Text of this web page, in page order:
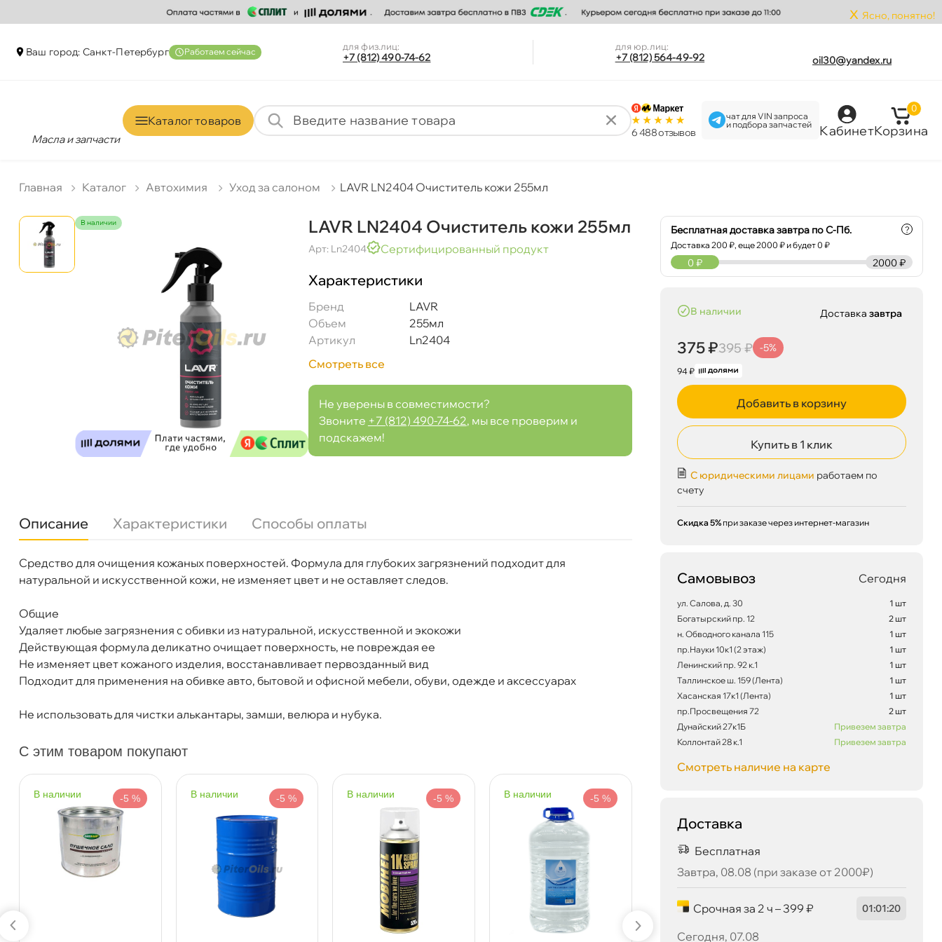
x Ясно, понятно!
аш город: Санкт-Петербур Работаем сейчас для физ.лиц:
+7 (812) 490-74-62
для юр.лиц:
+7 (812) 564-49-92 oil30@yandex.ru
Масла и запчасти
Каталог товаро
6 488 отзыво
чат для VIN запроса
и подбора запчастей
Кабинет
0
Корзина
Главная Катало Автохимия Уход за салоном LAVR LN2404 Очиститель кожи 255мл
наличии LAVR LN2404 Очиститель кожи 255мл
Арт: Ln2404 Сертифицированный продукт
Характеристики
Бренд
LAVR
Объем
255мл
Артикул
Ln2404
Смотреть все
Не уверены в совместимости?
Звоните +7 (812) 490-74-62, мы все проверим и
подскажем!
Описание Характеристики Способы оплаты
Средство для очищения кожаных поверхностей. Формула для глубоких загрязнений подходит для
натуральной и искусственной кожи, не изменяет цвет и не оставляет следов.
Общие
Удаляет любые загрязнения с обивки из натуральной, искусственной и экокожи
Действующая формула деликатно очищает поверхность, не повреждая ее
Не изменяет цвет кожаного изделия, восстанавливает первозданный вид
Подходит для применения на обивке авто, бытовой и офисной мебели, обуви, одежде и аксессуарах
Не использовать для чистки алькантары, замши, велюра и нубука.
Бренд
LAVR
Объем
255мл
С этим товаром покупают
наличии -5 % наличии -5 % наличии -5 % наличии -5 %
Бесплатная доставка завтра по С-Пб.
Доставка200 ₽, еще2000 ₽ и будет 0 ₽
?
2000 ₽
0 ₽
наличии
375 ₽395 ₽ -5%
94 ₽
Доставказавтра
Добавить в корзину
Купить в 1 клик
С юридическими лицами работаем по
счету
Скидка 5% при заказе через интернет-магазин
Самовывоз Сегодня
ул. Салова, д. 30
1 шт
Богатырский пр. 12
2 шт
н. Обводного канала 115
1 шт
пр.Науки 10к1 (2 этаж)
1 шт
Ленинский пр. 92 к.1
1 шт
Таллинское ш. 159 (Лента)
1 шт
Хасанская 17к1 (Лента)
1 шт
пр.Просвещения 72
2 шт
Дунайский 27к1Б
Привезем завтра
Коллонтай 28 к.1
Привезем завтра
Смотреть наличие на карте
Доставка
Бесплатная
Завтра, 08.08 (при заказе от 2000₽)
Срочная за 2 ч – 399 ₽ 01:01:20
Сегодня, 07.08
LAVR LN2404 Очиститель кожи 255мл
Бесплатная Завтра, 08.08 (при заказе от 2000₽) Срочная за 2 ч – 399 ₽ Сегодня, 07.08